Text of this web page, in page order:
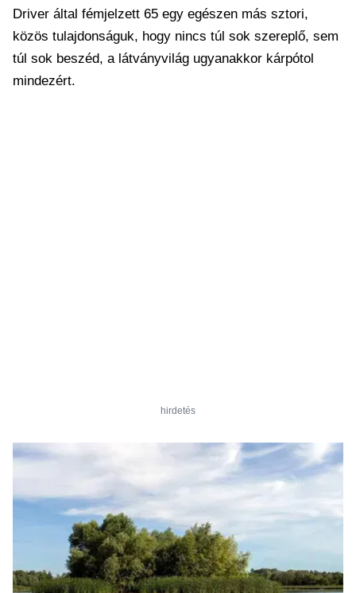
Driver által fémjelzett 65 egy egészen más sztori,
közös tulajdonságuk, hogy nincs túl sok szereplő, sem
túl sok beszéd, a látványvilág ugyanakkor kárpótol
mindezért.
hirdetés